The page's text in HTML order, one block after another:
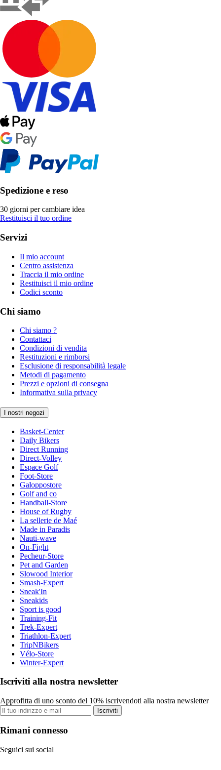
Spedizione e reso
30 giorni per cambiare idea
Restituisci il tuo ordine
Servizi
Il mio account
Centro assistenza
Traccia il mio ordine
Restituisci il mio ordine
Codici sconto
Chi siamo
Chi siamo ?
Contattaci
Condizioni di vendita
Restituzioni e rimborsi
Esclusione di responsabilità legale
Metodi di pagamento
Prezzi e opzioni di consegna
Informativa sulla privacy
I nostri negozi
Basket-Center
Daily Bikers
Direct Running
Direct-Volley
Espace Golf
Foot-Store
Galoppostore
Golf and co
Handball-Store
House of Rugby
La sellerie de Maé
Made in Paradis
Nauti-wave
On-Fight
Pecheur-Store
Pet and Garden
Slowood Interior
Smash-Expert
Sneak'In
Sneakids
Sport is good
Training-Fit
Trek-Expert
Triathlon-Expert
TripNBikers
Vélo-Store
Winter-Expert
Iscriviti alla nostra newsletter
Approfitta di uno sconto del 10% iscrivendoti alla nostra newsletter
Iscriviti
Rimani connesso
Seguici sui social